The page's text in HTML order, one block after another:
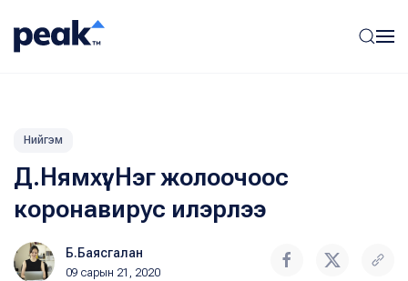
Нийгэм
Д.Нямхүү: Нэг жолоочоос
коронавирус илэрлээ
Б.Баясгалан
09 сарын 21, 2020